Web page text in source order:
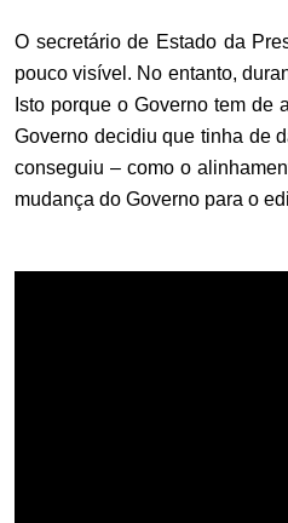
O secretário de Estado da
pouco visível. No entanto,
Isto porque o Governo tem
Governo decidiu que tinha de
conseguiu – como o
mudança do Governo para o